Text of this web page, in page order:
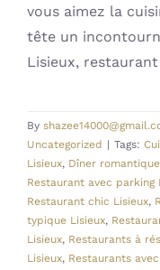
vous aimez la
tête un
Lisieux,
By
Uncategorized | Tags:
Lisieux, Dîner
Restaurant avec parking
Restaurant chic Lisieux,
typique Lisieux,
Lisieux, Restaurants à
Lisieux, Restaurants